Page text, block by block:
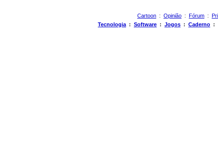
Cartoon : Opinião : Fórum :
Tecnologia : Software : Jogos : Caderno :